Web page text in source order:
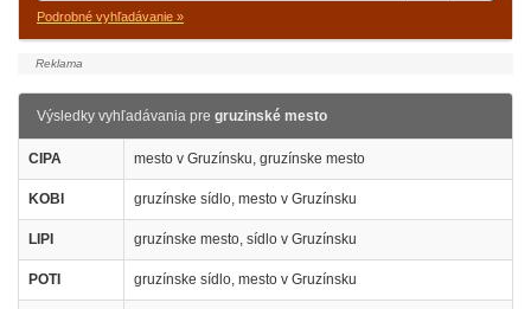
Podrobné vyhľadávanie »
Výsledky vyhľadávania pre gruzinské mesto
CIPA mesto v Gruzínsku, gruzínske mesto
KOBI gruzínske sídlo, mesto v Gruzínsku
LIPI gruzínske mesto, sídlo v Gruzínsku
POTI gruzínske sídlo, mesto v Gruzínsku